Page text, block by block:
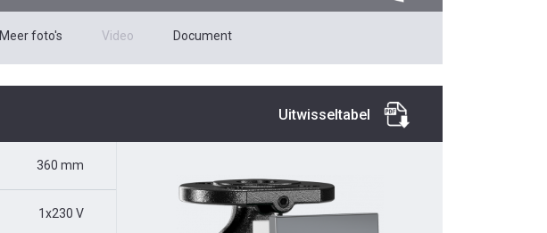
Meer foto's Video Document
Uitwisseltabel
360 mm
1x230 V